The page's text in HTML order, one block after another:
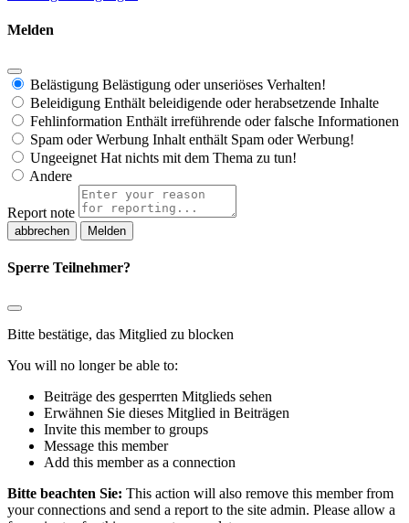
Melden
Belästigung Belästigung oder unseriöses Verhalten!
Beleidigung Enthält beleidigende oder herabsetzende Inhalte
Fehlinformation Enthält irreführende oder falsche Informationen
Spam oder Werbung Inhalt enthält Spam oder Werbung!
Ungeeignet Hat nichts mit dem Thema zu tun!
Andere
Report note
Melden
Sperre Teilnehmer?
Bitte bestätige, das Mitglied zu blocken
You will no longer be able to:
Beiträge des gesperrten Mitglieds sehen
Erwähnen Sie dieses Mitglied in Beiträgen
Invite this member to groups
Message this member
Add this member as a connection
Bitte beachten Sie: This action will also remove this member from
your connections and send a report to the site admin. Please allow a